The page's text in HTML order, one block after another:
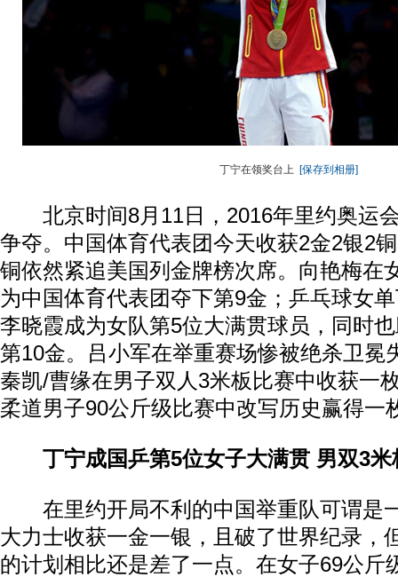
丁宁在领奖台上 [保存到相册]
北京时间8月11日，2016年里约奥运
争夺。中国体育代表团今天收获2金2银2
铜依然紧追美国列金牌榜次席。向艳梅在
为中国体育代表团夺下第9金；乒乓球女
李晓霞成为女队第5位大满贯球员，同时
第10金。吕小军在举重赛场惨被绝杀卫冕
秦凯/曹缘在男子双人3米板比赛中收获一
柔道男子90公斤级比赛中改写历史赢得一
丁宁成国乒第5位女子大满贯 男双3
在里约开局不利的中国举重队可谓是
大力士收获一金一银，且破了世界纪录，
的计划相比还是差了一点。在女子69公斤